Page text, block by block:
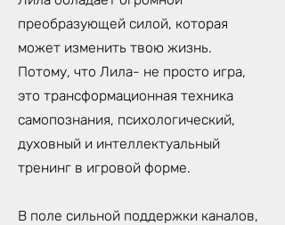
преобразующей силой, которая
может изменить твою жизнь.
Потому, что Лила- не просто игра,
это трансформационная техника
самопознания, психологический,
духовный и интеллектуальный
тренинг в игровой форме.
В поле сильной поддержки каналов,